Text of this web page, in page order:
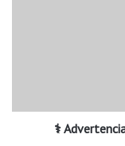
N
n
⚕️